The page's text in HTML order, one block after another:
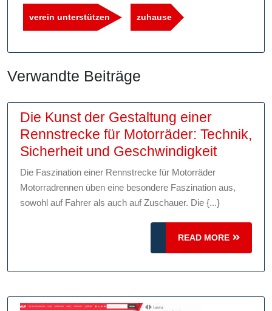
verein unterstützen zuhause
Verwandte Beiträge
Die Kunst der Gestaltung einer
Rennstrecke für Motorräder: Technik,
Sicherheit und GeschwindigkeitDie
der
einer
für
Die Faszination einer Rennstrecke für Motorräder
Motorradrennen üben eine besondere Faszination aus,
sowohl auf Fahrer als auch auf Zuschauer. Die {...}
READ MORE
READ
MORE